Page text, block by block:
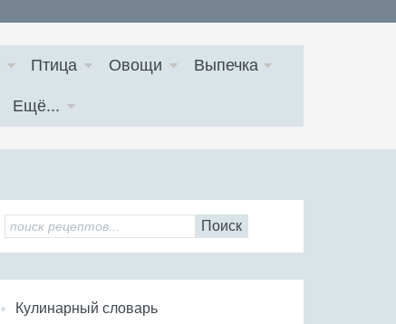
Птица Овощи Выпечка
Ещё...
Поиск
Кулинарный словарь